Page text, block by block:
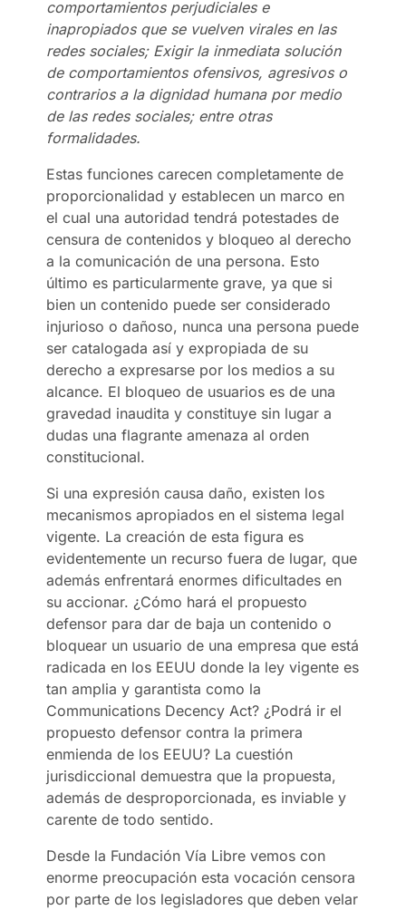
comportamientos perjudiciales e
inapropiados que se vuelven virales en las
redes sociales; Exigir la inmediata solución
de comportamientos ofensivos, agresivos o
contrarios a la dignidad humana por medio
de las redes sociales; entre otras
formalidades.
Estas funciones carecen completamente de
proporcionalidad y establecen un marco en
el cual una autoridad tendrá potestades de
censura de contenidos y bloqueo al derecho
a la comunicación de una persona. Esto
último es particularmente grave, ya que si
bien un contenido puede ser considerado
injurioso o dañoso, nunca una persona puede
ser catalogada así y expropiada de su
derecho a expresarse por los medios a su
alcance. El bloqueo de usuarios es de una
gravedad inaudita y constituye sin lugar a
dudas una flagrante amenaza al orden
constitucional.
Si una expresión causa daño, existen los
mecanismos apropiados en el sistema legal
vigente. La creación de esta figura es
evidentemente un recurso fuera de lugar, que
además enfrentará enormes dificultades en
su accionar. ¿Cómo hará el propuesto
defensor para dar de baja un contenido o
bloquear un usuario de una empresa que está
radicada en los EEUU donde la ley vigente es
tan amplia y garantista como la
Communications Decency Act? ¿Podrá ir el
propuesto defensor contra la primera
enmienda de los EEUU? La cuestión
jurisdiccional demuestra que la propuesta,
además de desproporcionada, es inviable y
carente de todo sentido.
Desde la Fundación Vía Libre vemos con
enorme preocupación esta vocación censora
por parte de los legisladores que deben velar